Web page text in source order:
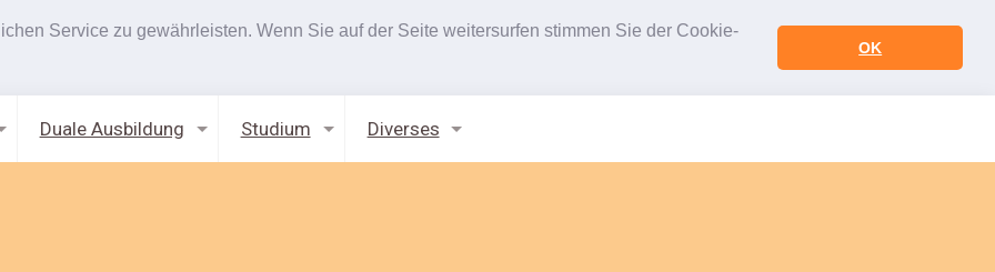
Service zu gewährleisten. Wenn Sie auf der Seite weitersurfen stimmen Sie der Cookie-
OK
Duale Ausbildung Studium Diverses